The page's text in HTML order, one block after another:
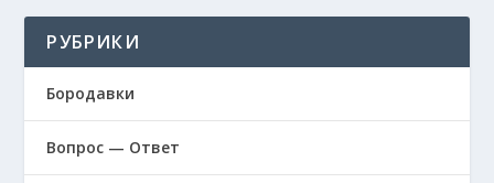
РУБРИКИ
Бородавки
Вопрос — Ответ